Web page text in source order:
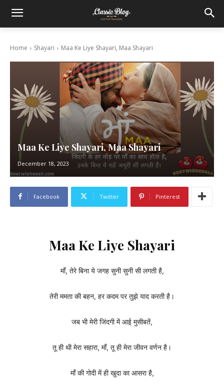
Home Shayari Maa Ke Liye Shayari, Maa Shayari
Maa Ke Liye Shayari, Maa Shayari
December 18, 2023
Facebook Twitter Pinterest
Maa Ke Liye Shayari
माँ, तेरे बिना ये जगह सुनी सुनी सी लगती है,
तेरी ममता की बहन, हर कदम पर तुझे याद करती है।
जब भी मेरी जिंदगी में आई मुसीबतें,
तू ही थी मेरा सहारा, माँ, तू ही मेरा जीवन वर्णन है।
माँ की गोदी में ही खुदा का आसरा है,